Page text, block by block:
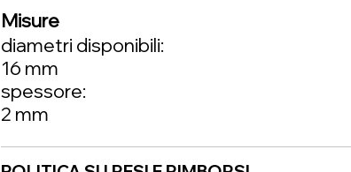
Misure
diametri disponibili:
16 mm
spessore:
2 mm